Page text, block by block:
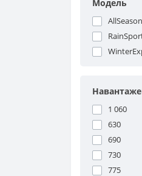
Модель
1 060
630
690
730
775